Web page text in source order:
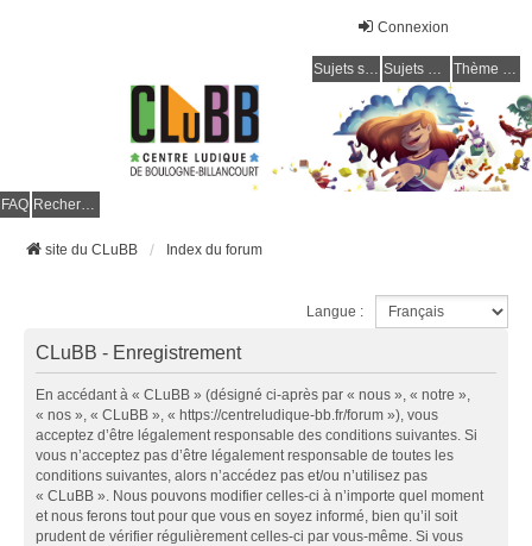
Connexion
Sujets sans réponse Sujets actifs Thème clair / foncé
FAQ Rechercher
site du CLuBB Index du forum
Langue :
CLuBB - Enregistrement
En accédant à « CLuBB » (désigné ci-après par « nous », « notre »,
« nos », « CLuBB », « https://centreludique-bb.fr/forum »), vous
acceptez d’être légalement responsable des conditions suivantes. Si
vous n’acceptez pas d’être légalement responsable de toutes les
conditions suivantes, alors n’accédez pas et/ou n’utilisez pas
« CLuBB ». Nous pouvons modifier celles-ci à n’importe quel moment
et nous ferons tout pour que vous en soyez informé, bien qu’il soit
prudent de vérifier régulièrement celles-ci par vous-même. Si vous